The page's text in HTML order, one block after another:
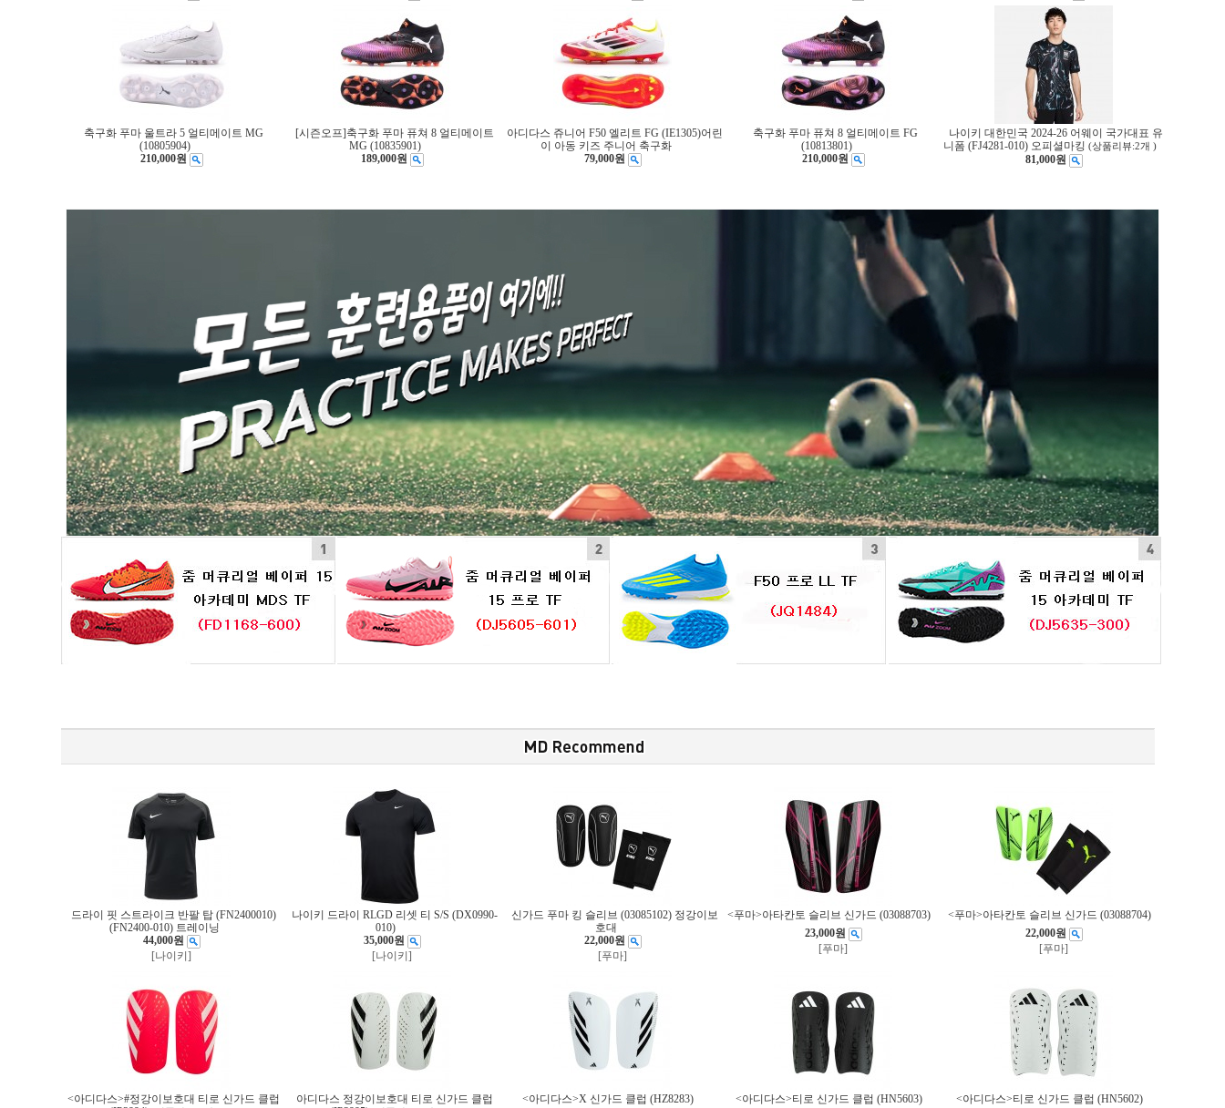
축구화 푸마 울트라 5 얼티메이트 MG
(10805904)
210,000원
[시즌오프]축구화 푸마 퓨쳐 8 얼티메이트
MG (10835901)
189,000원
아디다스 쥬니어 F50 엘리트 FG (IE1305)어린
이 아동 키즈 주니어 축구화
79,000원
축구화 푸마 퓨쳐 8 얼티메이트 FG
(10813801)
210,000원
나이키 대한민국 2024-26 어웨이 국가대표 유
니폼 (FJ4281-010) 오피셜마킹 (상품리뷰:2개 )
81,000원
드라이 핏 스트라이크 반팔 탑 (FN2400010)
(FN2400-010) 트레이닝
44,000원
[나이키]
나이키 드라이 RLGD 리셋 티 S/S (DX0990-
010)
35,000원
[나이키]
신가드 푸마 킹 슬리브 (03085102) 정강이보
호대
22,000원
[푸마]
<푸마>아타칸토 슬리브 신가드 (03088703)
23,000원
[푸마]
<푸마>아타칸토 슬리브 신가드 (03088704)
22,000원
[푸마]
<아디다스>#정강이보호대 티로 신가드 클럽
아디다스 정강이보호대 티로 신가드 클럽
<아디다스>X 신가드 클럽 (HZ8283) <아디다스>티로 신가드 클럽 (HN5603) <아디다스>티로 신가드 클럽 (HN5602)